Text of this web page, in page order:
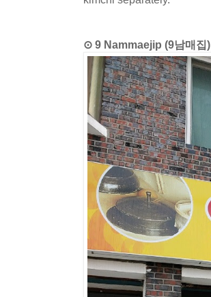
⊙ 9 Nammaejip (9남매집)